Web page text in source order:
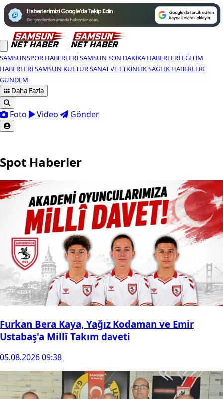
SAMSUNSPOR HABERLERISAMSUN SON DAKIKA HABERLERI EĞITIM
HABERLERISAMSUN KÜLTÜR SANAT VE ETKINLIKSAĞLIK HABERLERI
GÜNDEM
Daha Fazla
Foto Video Gönder
Spot Haberler
Furkan Bera Kaya, Yağız Kodaman ve Emir
Ustabaş'a Millî Takım daveti
05.08.2026 09:38